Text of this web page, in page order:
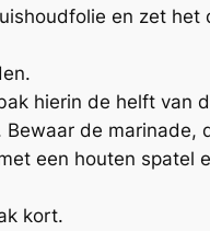
en zet
hierin de helft van
de marinade,
een houten
kort.